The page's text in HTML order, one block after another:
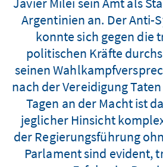
Argentinien an. Der Anti-
konnte sich gegen die
politischen Kräfte
seinen
nach der Vereidigung
Tagen an der Macht ist
jeglicher Hinsicht
der Regierungsführung
Parlament sind evident,